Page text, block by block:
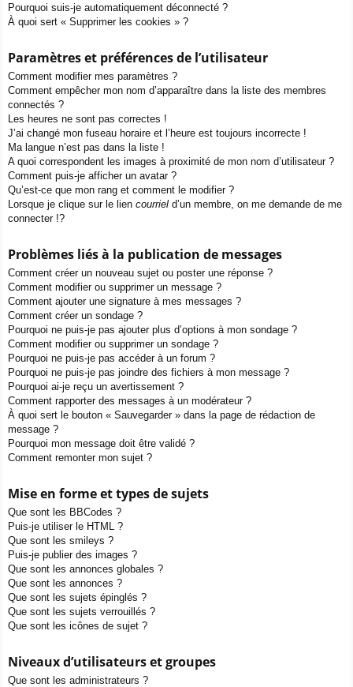
Pourquoi suis-je automatiquement déconnecté ?
À quoi sert « Supprimer les cookies » ?
Paramètres et préférences de l’utilisateur
Comment modifier mes paramètres ?
Comment empêcher mon nom d’apparaître dans la liste des membres
connectés ?
Les heures ne sont pas correctes !
J’ai changé mon fuseau horaire et l’heure est toujours incorrecte !
Ma langue n’est pas dans la liste !
A quoi correspondent les images à proximité de mon nom d’utilisateur ?
Comment puis-je afficher un avatar ?
Qu’est-ce que mon rang et comment le modifier ?
Lorsque je clique sur le lien courriel d’un membre, on me demande de me
connecter !?
Problèmes liés à la publication de messages
Comment créer un nouveau sujet ou poster une réponse ?
Comment modifier ou supprimer un message ?
Comment ajouter une signature à mes messages ?
Comment créer un sondage ?
Pourquoi ne puis-je pas ajouter plus d’options à mon sondage ?
Comment modifier ou supprimer un sondage ?
Pourquoi ne puis-je pas accéder à un forum ?
Pourquoi ne puis-je pas joindre des fichiers à mon message ?
Pourquoi ai-je reçu un avertissement ?
Comment rapporter des messages à un modérateur ?
À quoi sert le bouton « Sauvegarder » dans la page de rédaction de
message ?
Pourquoi mon message doit être validé ?
Comment remonter mon sujet ?
Mise en forme et types de sujets
Que sont les BBCodes ?
Puis-je utiliser le HTML ?
Que sont les smileys ?
Puis-je publier des images ?
Que sont les annonces globales ?
Que sont les annonces ?
Que sont les sujets épinglés ?
Que sont les sujets verrouillés ?
Que sont les icônes de sujet ?
Niveaux d’utilisateurs et groupes
Que sont les administrateurs ?